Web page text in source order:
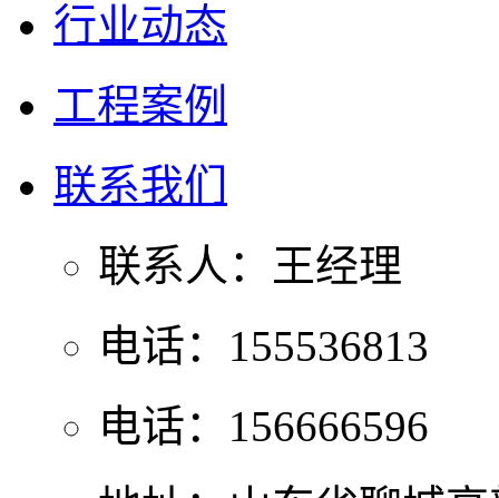
行业动态
工程案例
联系我们
联系人：王经理
电话：155536813
电话：156666596